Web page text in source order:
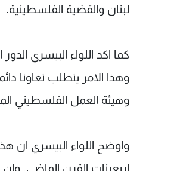
لبنان والقضية الفلسطينية.
كما اكد اللواء البيسري
وهذا الامر يتطلب تعاونا
وهيئة العمل الفلسطيني
واوضح اللواء البيسري ان